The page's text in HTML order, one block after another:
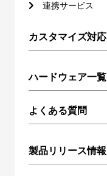
連携サービス
カスタマイズ対応
ハードウェア一覧
よくある質問
製品リリース情報